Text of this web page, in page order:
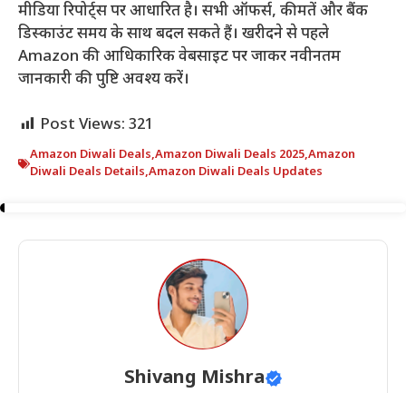
मीडिया रिपोर्ट्स पर आधारित है। सभी ऑफर्स, कीमतें और बैंक
डिस्काउंट समय के साथ बदल सकते हैं। खरीदने से पहले
Amazon की आधिकारिक वेबसाइट पर जाकर नवीनतम
जानकारी की पुष्टि अवश्य करें।
Post Views: 321
Amazon Diwali Deals,Amazon Diwali Deals 2025,Amazon
Diwali Deals Details,Amazon Diwali Deals Updates
Shivang Mishra